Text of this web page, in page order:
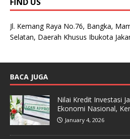
Jl. Kemang Raya No.76, Bangka,
Selatan, Daerah Khusus Ibukota
BACA JUGA
Nilai Kredit Investasi
Ekonomi Nasional,
January 4, 2026